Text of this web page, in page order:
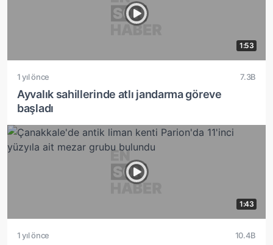
1:53
1 yıl önce 7.3B
Ayvalık sahillerinde atlı jandarma göreve
başladı
1:43
1 yıl önce 10.4B